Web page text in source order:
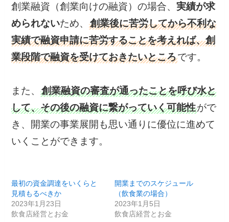
創業融資（創業向けの融資）の場合、実績が求
められないため、創業後に苦労してから不利な
実績で融資申請に苦労することを考えれば、創
業段階で融資を受けておきたいところです。
また、創業融資の審査が通ったことを呼び水と
して、その後の融資に繋がっていく可能性がで
き、開業の事業展開も思い通りに優位に進めて
いくことができます。
最初の資金調達をいくらと
見積もるべきか
2023年1月23日
飲食店経営とお金
開業までのスケジュール
（飲食業の場合）
2023年1月5日
飲食店経営とお金